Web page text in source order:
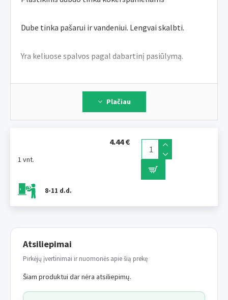
1 vnt.
8-11 d.d.
4.44 €
Dube tinka pašarui ir vandeniui. Lengvai skalbti.
Yra keliuose spalvos pagal dabartinį pasiūlymą.
ILUSTRATYVINĖ FOTO.
Plačiau
Atsiliepimai
Pirkėjų įvertinimai ir nuomonės apie šią prekę
Šiam produktui dar nėra atsiliepimų.